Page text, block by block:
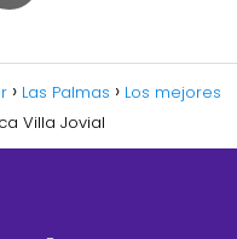
Las Palmas
Los mejores
Villa Jovial